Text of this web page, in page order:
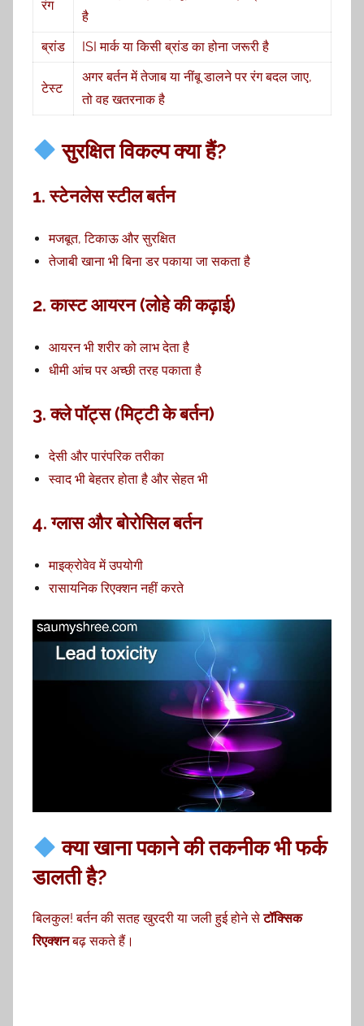
रंग
है
ब्रांड
ISI मार्क या किसी ब्रांड का होना जरूरी है
टेस्ट
अगर बर्तन में तेजाब या नींबू डालने पर रंग बदल जाए,
तो वह खतरनाक है
सुरक्षित विकल्प क्या हैं?
1.स्टेनलेस स्टील बर्तन
मजबूत, टिकाऊ और सुरक्षित
तेजाबी खाना भी बिना डर पकाया जा सकता है
2.कास्ट आयरन (लोहे की कढ़ाई)
आयरन भी शरीर को लाभ देता है
धीमी आंच पर अच्छी तरह पकाता है
3.क्ले पॉट्स (मिट्टी के बर्तन)
देसी और पारंपरिक तरीका
स्वाद भी बेहतर होता है और सेहत भी
4.ग्लास और बोरोसिल बर्तन
माइक्रोवेव में उपयोगी
रासायनिक रिएक्शन नहीं करते
क्या खाना पकाने की तकनीक भी फर्क
डालती है?
बिलकुल! बर्तन की सतह खुरदरी या जली हुई होने सेटॉक्सिक
रिएक्शनबढ़ सकते हैं।